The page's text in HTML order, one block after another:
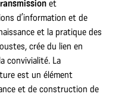
et
d’information et de
et la pratique des
crée du lien en
convivialité. La
est un élément
et de construction de